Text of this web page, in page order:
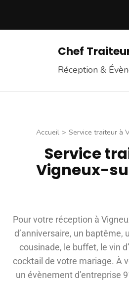
Chef
Réception &
Accueil > Service traiteur à
Service
Vigneux-
Pour votre réception à
d’anniversaire, un baptême,
cousinade, le buffet, le vin
cocktail de votre mariage. À
un évènement d’entreprise